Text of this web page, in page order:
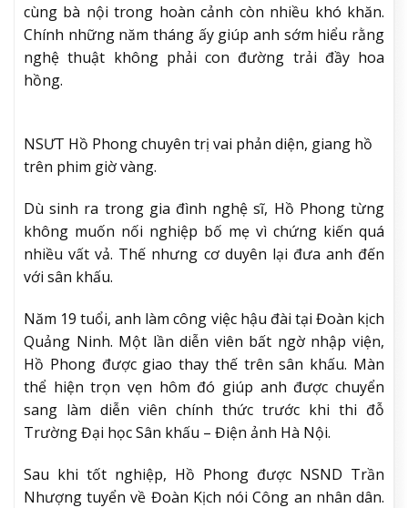
cùng bà nội trong hoàn cảnh còn nhiều khó khăn.
Chính những năm tháng ấy giúp anh sớm hiểu rằng
nghệ thuật không phải con đường trải đầy hoa
hồng.
NSƯT Hồ Phong chuyên trị vai phản diện, giang hồ
trên phim giờ vàng.
Dù sinh ra trong gia đình nghệ sĩ, Hồ Phong từng
không muốn nối nghiệp bố mẹ vì chứng kiến quá
nhiều vất vả. Thế nhưng cơ duyên lại đưa anh đến
với sân khấu.
Năm 19 tuổi, anh làm công việc hậu đài tại Đoàn kịch
Quảng Ninh. Một lần diễn viên bất ngờ nhập viện,
Hồ Phong được giao thay thế trên sân khấu. Màn
thể hiện trọn vẹn hôm đó giúp anh được chuyển
sang làm diễn viên chính thức trước khi thi đỗ
Trường Đại học Sân khấu – Điện ảnh Hà Nội.
Sau khi tốt nghiệp, Hồ Phong được NSND Trần
Nhượng tuyển về Đoàn Kịch nói Công an nhân dân.